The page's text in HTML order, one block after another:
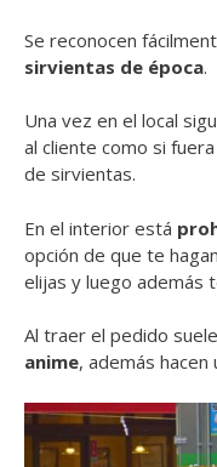
Se reconocen
sirvientas de época.
Una vez en el local
al cliente como si
de sirvientas.
En el interior está
opción de que te
elijas y luego además
Al traer el pedido
anime, además hacen